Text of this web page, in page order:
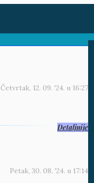
Četvrtak, 12. 09. '24. u 16:27
Detaljnije
Petak, 30. 08. '24. u 17:14